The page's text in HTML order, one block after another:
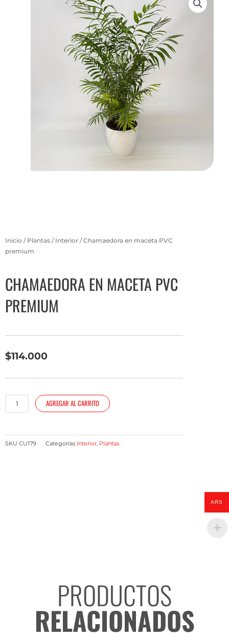
Inicio / Plantas / Interior / Chamaedora en maceta PVC
premium
CHAMAEDORA EN MACETA PVC
PREMIUM
$114.000
Chamaedora
premium
AGREGAR AL CARRITO
SKU CU179 Categorías Interior, Plantas
PRODUCTOS
RELACIONADOS
ARS